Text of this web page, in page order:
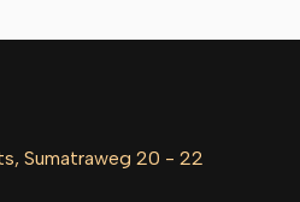
Sumatraweg 20 - 22